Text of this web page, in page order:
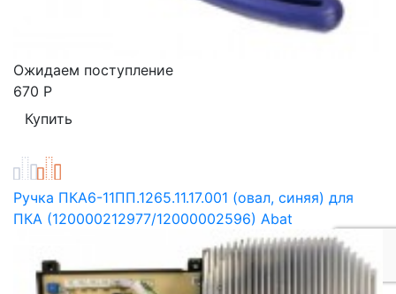
Ожидаем поступление
670 Р
Ручка ПКА6-11ПП.1265.11.17.001 (овал, синяя) для
ПКА (120000212977/12000002596) Abat